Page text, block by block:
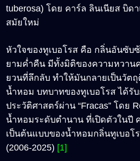
tuberosa) โดย คาร์ล ลินเนียส บิด
สมัยใหม่
หัวใจของทูเบอโรส คือ กลิ่นอันซับ
ยามค่ำคืน มีทั้งมิติของความหวาน
ยวนที่ลึกลับ ทำให้มันกลายเป็นวัตถุ
น้ำหอม บทบาทของทูเบอโรส ได้รั
ประวัติศาสตร์ผ่าน “Fracas” โดย
น้ำหอมระดับตำนาน ที่เปิดตัวในปี
เป็นต้นแบบของน้ำหอมกลิ่นทูเบอโ
(2006-2025) [1]